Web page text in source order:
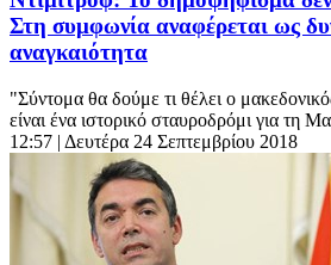
Στη συμφωνία αναφέρεται ως
αναγκαιότητα
"Σύντομα θα δούμε τι θέλει ο
είναι ένα ιστορικό σταυροδρόμι για τη
12:57 | Δευτέρα 24 Σεπτεμβρίου 2018